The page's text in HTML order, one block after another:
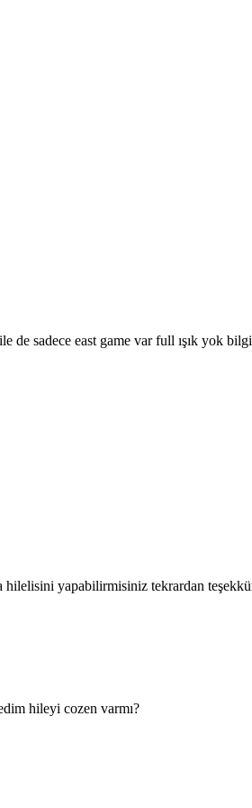
de sadece east game var full ışık yok
yapabilirmisiniz tekrardan
hileyi cozen varmı?